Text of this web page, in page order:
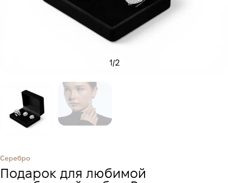
1 /2
Серебро
Подарок для любимой